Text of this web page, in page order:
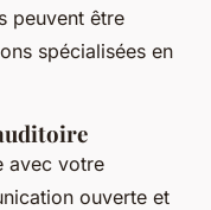
peuvent être
spécialisées en
avec votre
ouverte et